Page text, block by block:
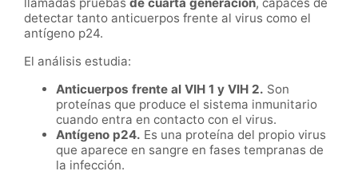
llamadas pruebas de cuarta generación, capaces de
detectar tanto anticuerpos frente al virus como el
antígeno p24.
El análisis estudia:
Anticuerpos frente al VIH 1 y VIH 2. Son
proteínas que produce el sistema inmunitario
cuando entra en contacto con el virus.
Antígeno p24. Es una proteína del propio virus
que aparece en sangre en fases tempranas de
la infección.